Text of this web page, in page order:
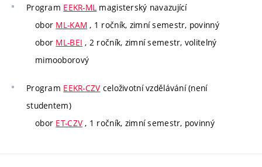
Program EEKR-ML magisterský navazující
obor ML-KAM , 1 ročník, zimní semestr, povinný
obor ML-BEI , 2 ročník, zimní semestr, volitelný
mimooborový
Program EEKR-CZV celoživotní vzdělávání (není
studentem)
obor ET-CZV , 1 ročník, zimní semestr, povinný